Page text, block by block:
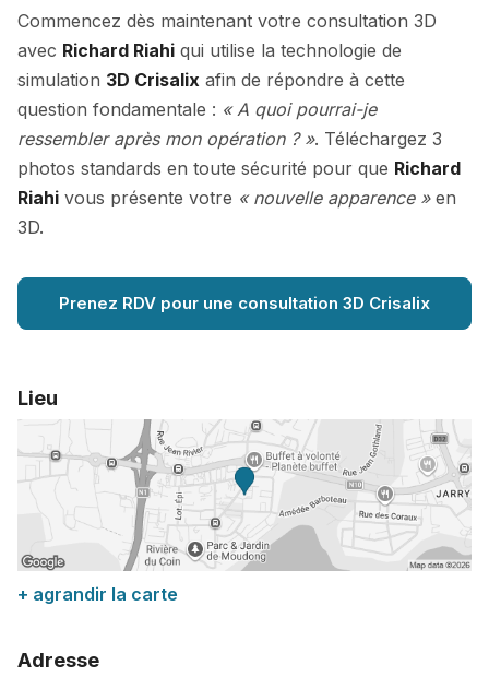
Commencez dès maintenant votre consultation 3D
avec Richard Riahi qui utilise la technologie de
simulation 3D Crisalix afin de répondre à cette
question fondamentale : « A quoi pourrai-je
ressembler après mon opération ? ». Téléchargez 3
photos standards en toute sécurité pour que Richard
Riahi vous présente votre « nouvelle apparence »en
3D.
Prenez RDV pour une consultation 3D Crisalix
Lieu
+ agrandir la carte
Adresse